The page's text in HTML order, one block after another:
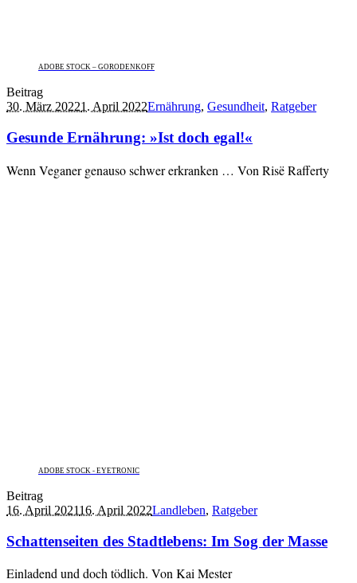
ADOBE STOCK – GORODENKOFF
Beitrag
30. März 20221. April 2022Ernährung, Gesundheit, Ratgeber
Gesunde Ernährung: »Ist doch egal!«
Wenn Veganer genauso schwer erkranken … Von Risë Rafferty
ADOBE STOCK - EYETRONIC
Beitrag
16. April 202116. April 2022Landleben, Ratgeber
Schattenseiten des Stadtlebens: Im Sog der Masse
Einladend und doch tödlich. Von Kai Mester